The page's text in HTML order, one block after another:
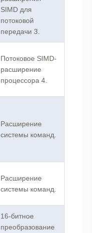
SIMD для
потоковой
передачи 3.
Потоковое SIMD-
расширение
процессора 4.
Расширение
системы команд.
Расширение
системы команд.
16-битное
преобразование